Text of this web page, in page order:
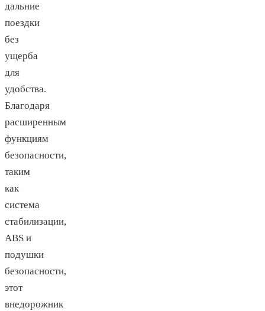
дальние
поездки
без
ущерба
для
удобства.
Благодаря
расширенным
функциям
безопасности,
таким
как
система
стабилизации,
ABS и
подушки
безопасности,
этот
внедорожник